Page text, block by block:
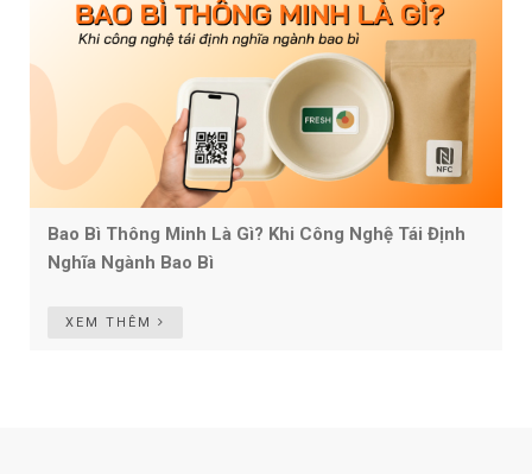
Bao Bì Thông Minh Là Gì? Khi Công Nghệ Tái Định
Nghĩa Ngành Bao Bì
XEM THÊM